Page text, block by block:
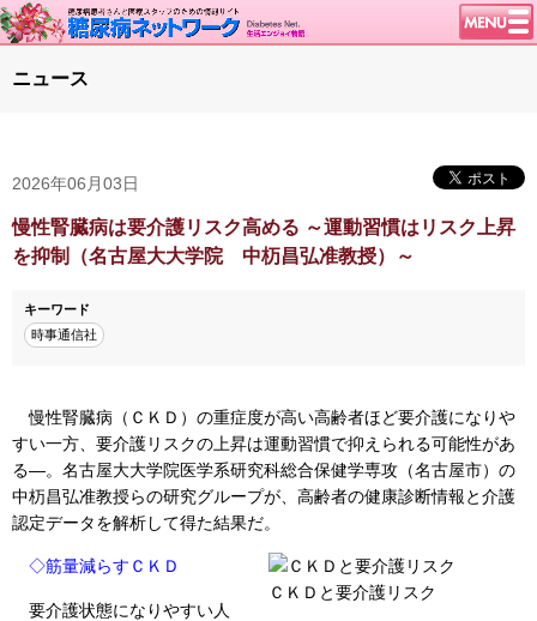
談話室BBS
糖尿病のきほん
特集・連載
腎臓の健康道
インスリンポンプ
グリコアルブミン
特集・連載 一覧へ
1型ライフ
ニュース
2026年06月03日
慢性腎臓病は要介護リスク高める ～運動習慣はリスク上昇
を抑制（名古屋大大学院 中杤昌弘准教授）～
キーワード
時事通信社
慢性腎臓病（ＣＫＤ）の重症度が高い高齢者ほど要介護になりや
すい一方、要介護リスクの上昇は運動習慣で抑えられる可能性があ
る―。名古屋大大学院医学系研究科総合保健学専攻（名古屋市）の
中杤昌弘准教授らの研究グループが、高齢者の健康診断情報と介護
認定データを解析して得た結果だ。
ＣＫＤと要介護リスク
◇筋量減らすＣＫＤ
要介護状態になりやすい人